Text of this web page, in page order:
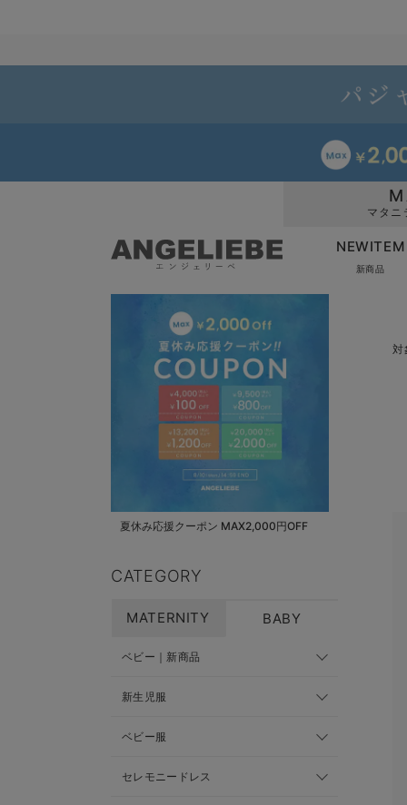
マタニ
NEWITEM
新商品
夏休み応援クーポン MAX2,000円OFF
CATEGORY
MATERNITY BABY
ベビー｜新商品
新生児服
ベビー服
セレモニードレス
対